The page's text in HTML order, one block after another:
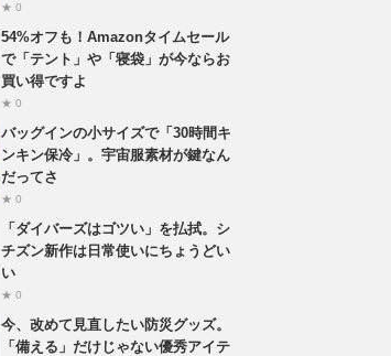
★ 0
54%オフも！Amazonタイムセール
で「テント」や「寝袋」が今ならお
買い得ですよ
★ 0
バッグインの小サイズで「30時間キ
ンキン保冷」。宇宙服素材が鍵なん
だってさ
★ 0
「ダイバーズはゴツい」を払拭。シ
チズン新作は日常使いにちょうどい
い
★ 0
今、改めて見直したい防災グッズ。
「備える」だけじゃない優秀アイテ